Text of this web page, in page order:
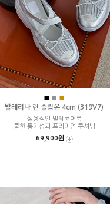
■ ■ ■
발레리나 런 슬립온 4cm (319V7)
실용적인 발레코어룩
쿨한 통기성과 프리미엄 쿠셔닝
69,900원